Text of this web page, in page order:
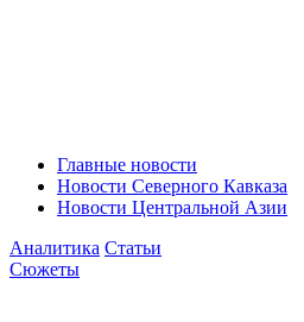
Главные новости
Новости Северного Кавказа
Новости Центральной Азии
Аналитика Статьи
Сюжеты